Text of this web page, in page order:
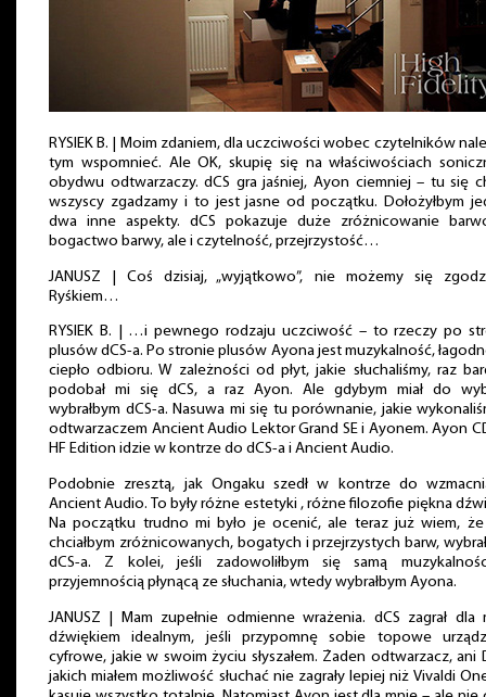
RYSIEK B. | Moim zdaniem, dla uczciwości wobec czytelników
tym wspomnieć. Ale OK, skupię się na właściwościach
obydwu odtwarzaczy. dCS gra jaśniej, Ayon ciemniej – tu się
wszyscy zgadzamy i to jest jasne od początku. Dołożyłbym
dwa inne aspekty. dCS pokazuje duże zróżnicowanie
bogactwo barwy, ale i czytelność, przejrzystość…
JANUSZ | Coś dzisiaj, „wyjątkowo”, nie możemy się
Ryśkiem…
RYSIEK B. | …i pewnego rodzaju uczciwość – to rzeczy po
plusów dCS-a. Po stronie plusów Ayona jest muzykalność,
ciepło odbioru. W zależności od płyt, jakie słuchaliśmy, raz
podobał mi się dCS, a raz Ayon. Ale gdybym miał do
wybrałbym dCS-a. Nasuwa mi się tu porównanie, jakie
odtwarzaczem Ancient Audio Lektor Grand SE i Ayonem. Ayon
HF Edition idzie w kontrze do dCS-a i Ancient Audio.
Podobnie zresztą, jak Ongaku szedł w kontrze do
Ancient Audio. To były różne estetyki , różne filozofie piękna
Na początku trudno mi było je ocenić, ale teraz już wiem, że
chciałbym zróżnicowanych, bogatych i przejrzystych barw,
dCS-a. Z kolei, jeśli zadowoliłbym się samą
przyjemnością płynącą ze słuchania, wtedy wybrałbym Ayona.
JANUSZ | Mam zupełnie odmienne wrażenia. dCS zagrał dla
dźwiękiem idealnym, jeśli przypomnę sobie topowe
cyfrowe, jakie w swoim życiu słyszałem. Żaden odtwarzacz, ani
jakich miałem możliwość słuchać nie zagrały lepiej niż Vivaldi